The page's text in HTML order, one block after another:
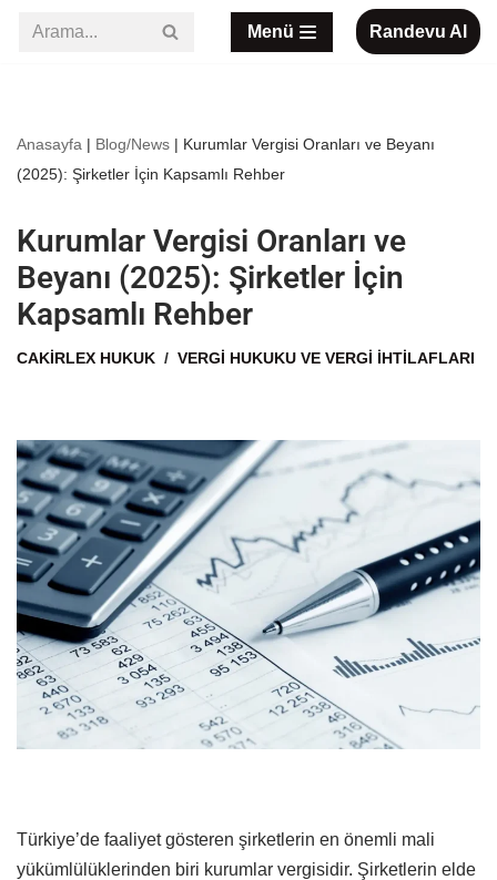
Menü Randevu Al
Anasayfa | Blog/News | Kurumlar Vergisi Oranları ve Beyanı
(2025): Şirketler İçin Kapsamlı Rehber
Kurumlar Vergisi Oranları ve
Beyanı (2025): Şirketler İçin
Kapsamlı Rehber
CAKIRLEX HUKUK VERGI HUKUKU VE VERGI İHTILAFLARI
Türkiye’de faaliyet gösteren şirketlerin en önemli mali
yükümlülüklerinden biri kurumlar vergisidir. Şirketlerin elde